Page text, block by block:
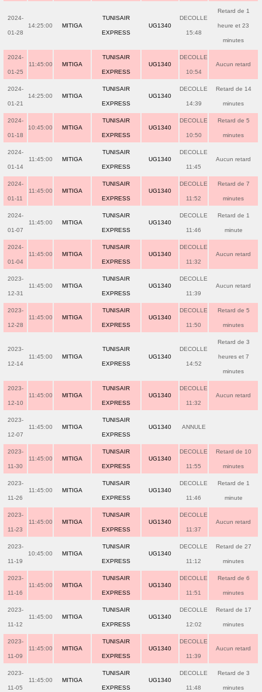
2024-
01-28
14:25:00 MITIGA
TUNISAIR
EXPRESS
UG1340
DECOLLE
15:48
Retard de 1
heure et 23
minutes
2024-
01-25
11:45:00 MITIGA
TUNISAIR
EXPRESS
UG1340
DECOLLE
10:54
Aucun retard
2024-
01-21
14:25:00 MITIGA
TUNISAIR
EXPRESS
UG1340
DECOLLE
14:39
Retard de 14
minutes
2024-
01-18
10:45:00 MITIGA
TUNISAIR
EXPRESS
UG1340
DECOLLE
10:50
Retard de 5
minutes
2024-
01-14
11:45:00 MITIGA
TUNISAIR
EXPRESS
UG1340
DECOLLE
11:45
Aucun retard
2024-
01-11
11:45:00 MITIGA
TUNISAIR
EXPRESS
UG1340
DECOLLE
11:52
Retard de 7
minutes
2024-
01-07
11:45:00 MITIGA
TUNISAIR
EXPRESS
UG1340
DECOLLE
11:46
Retard de 1
minute
2024-
01-04
11:45:00 MITIGA
TUNISAIR
EXPRESS
UG1340
DECOLLE
11:32
Aucun retard
2023-
12-31
11:45:00 MITIGA
TUNISAIR
EXPRESS
UG1340
DECOLLE
11:39
Aucun retard
2023-
12-28
11:45:00 MITIGA
TUNISAIR
EXPRESS
UG1340
DECOLLE
11:50
Retard de 5
minutes
2023-
12-14
11:45:00 MITIGA
TUNISAIR
EXPRESS
UG1340
DECOLLE
14:52
Retard de 3
heures et 7
minutes
2023-
12-10
11:45:00 MITIGA
TUNISAIR
EXPRESS
UG1340
DECOLLE
11:32
Aucun retard
2023-
12-07
11:45:00 MITIGA
TUNISAIR
EXPRESS
UG1340 ANNULE
2023-
11-30
11:45:00 MITIGA
TUNISAIR
EXPRESS
UG1340
DECOLLE
11:55
Retard de 10
minutes
2023-
11-26
11:45:00 MITIGA
TUNISAIR
EXPRESS
UG1340
DECOLLE
11:46
Retard de 1
minute
2023-
11-23
11:45:00 MITIGA
TUNISAIR
EXPRESS
UG1340
DECOLLE
11:37
Aucun retard
2023-
11-19
10:45:00 MITIGA
TUNISAIR
EXPRESS
UG1340
DECOLLE
11:12
Retard de 27
minutes
2023-
11-16
11:45:00 MITIGA
TUNISAIR
EXPRESS
UG1340
DECOLLE
11:51
Retard de 6
minutes
2023-
11-12
11:45:00 MITIGA
TUNISAIR
EXPRESS
UG1340
DECOLLE
12:02
Retard de 17
minutes
2023-
11-09
11:45:00 MITIGA
TUNISAIR
EXPRESS
UG1340
DECOLLE
11:39
Aucun retard
2023-
11-05
11:45:00 MITIGA
TUNISAIR
EXPRESS
UG1340
DECOLLE
11:48
Retard de 3
minutes